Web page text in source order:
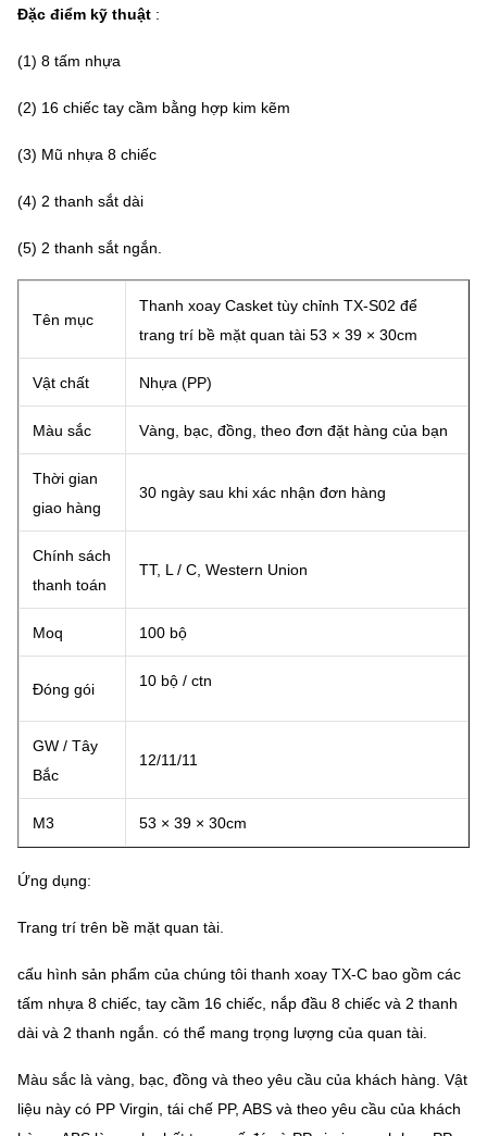
Đặc điểm kỹ thuật :
(1) 8 tấm nhựa
(2) 16 chiếc tay cầm bằng hợp kim kẽm
(3) Mũ nhựa 8 chiếc
(4) 2 thanh sắt dài
(5) 2 thanh sắt ngắn.
Tên mục
Thanh xoay Casket tùy chỉnh TX-S02 để
trang trí bề mặt quan tài 53 × 39 × 30cm
Vật chất Nhựa (PP)
Màu sắc Vàng, bạc, đồng, theo đơn đặt hàng của bạn
Thời gian
giao hàng
30 ngày sau khi xác nhận đơn hàng
Chính sách
thanh toán
TT, L / C, Western Union
Moq 100 bộ
Đóng gói 10 bộ / ctn
GW / Tây
Bắc
12/11/11
M3 53 × 39 × 30cm
Ứng dụng:
Trang trí trên bề mặt quan tài.
cấu hình sản phẩm của chúng tôi thanh xoay TX-C bao gồm các
tấm nhựa 8 chiếc, tay cầm 16 chiếc, nắp đầu 8 chiếc và 2 thanh
dài và 2 thanh ngắn. có thể mang trọng lượng của quan tài.
Màu sắc là vàng, bạc, đồng và theo yêu cầu của khách hàng. Vật
liệu này có PP Virgin, tái chế PP, ABS và theo yêu cầu của khách